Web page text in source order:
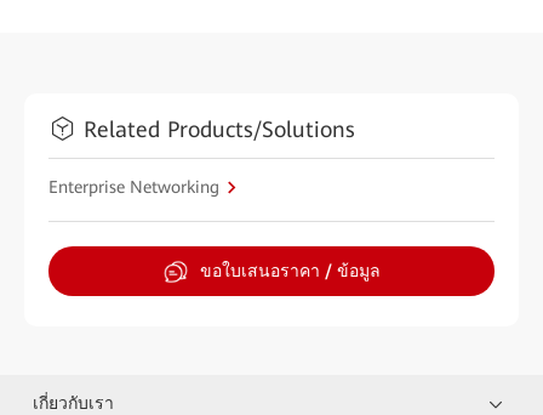
Related Products/Solutions
Enterprise Networking
ขอใบเสนอราคา / ข้อมูล
เกี่ยวกับเรา